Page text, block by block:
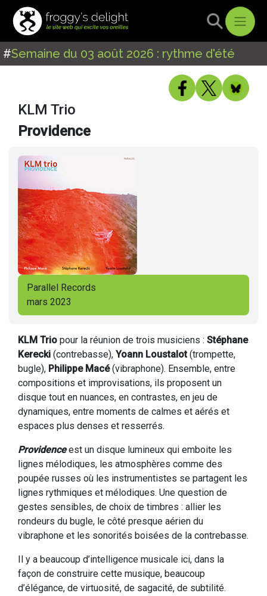
#Semaine du 03 août 2026 : rythme d'été
KLM Trio
Providence
Parallel Records
mars 2023
KLM Trio pour la réunion de trois musiciens : Stéphane
Kerecki (contrebasse), Yoann Loustalot(trompette,
bugle), Philippe Macé(vibraphone). Ensemble, entre
compositions et improvisations, ils proposent un
disque tout en nuances, en contrastes, en jeu de
dynamiques, entre moments de calmes et aérés et
espaces plus denses et resserrés.
Providenceest un disque lumineux qui emboite les
lignes mélodiques, les atmosphères comme des
poupée russes où les instrumentistes se partagent les
lignes rythmiques et mélodiques. Une question de
gestes sensibles, de choix de timbres : allier les
rondeurs du bugle, le côté presque aérien du
vibraphone et les sonorités boisées de la contrebasse.
Il y a beaucoup d’intelligence musicale ici, dans la
façon de construire cette musique, beaucoup
d’élégance, de virtuosité, de sagacité, de subtilité.